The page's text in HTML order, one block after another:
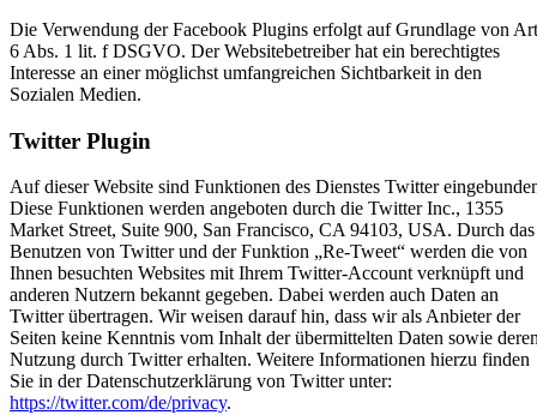
Die Verwendung der Facebook Plugins erfolgt auf Grundlage von
6 Abs. 1 lit. f DSGVO. Der Websitebetreiber hat ein berechtigtes
Interesse an einer möglichst umfangreichen Sichtbarkeit in den
Sozialen Medien.
Twitter Plugin
Auf dieser Website sind Funktionen des Dienstes Twitter
Diese Funktionen werden angeboten durch die Twitter Inc., 1355
Market Street, Suite 900, San Francisco, CA 94103, USA. Durch das
Benutzen von Twitter und der Funktion „Re-Tweet“ werden die von
Ihnen besuchten Websites mit Ihrem Twitter-Account verknüpft und
anderen Nutzern bekannt gegeben. Dabei werden auch Daten an
Twitter übertragen. Wir weisen darauf hin, dass wir als Anbieter der
Seiten keine Kenntnis vom Inhalt der übermittelten Daten sowie
Nutzung durch Twitter erhalten. Weitere Informationen hierzu finden
Sie in der Datenschutzerklärung von Twitter unter:
https://twitter.com/de/privacy.